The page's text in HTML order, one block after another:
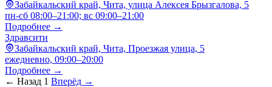
Забайкальский край, Чита, улица Алексея Брызгалова, 5
пн-сб 08:00–21:00; вс 09:00–21:00
Подробнее →
Здравсити
Забайкальский край, Чита, Проезжая улица, 5
ежедневно, 09:00–20:00
Подробнее →
← Назад 1 Вперёд →